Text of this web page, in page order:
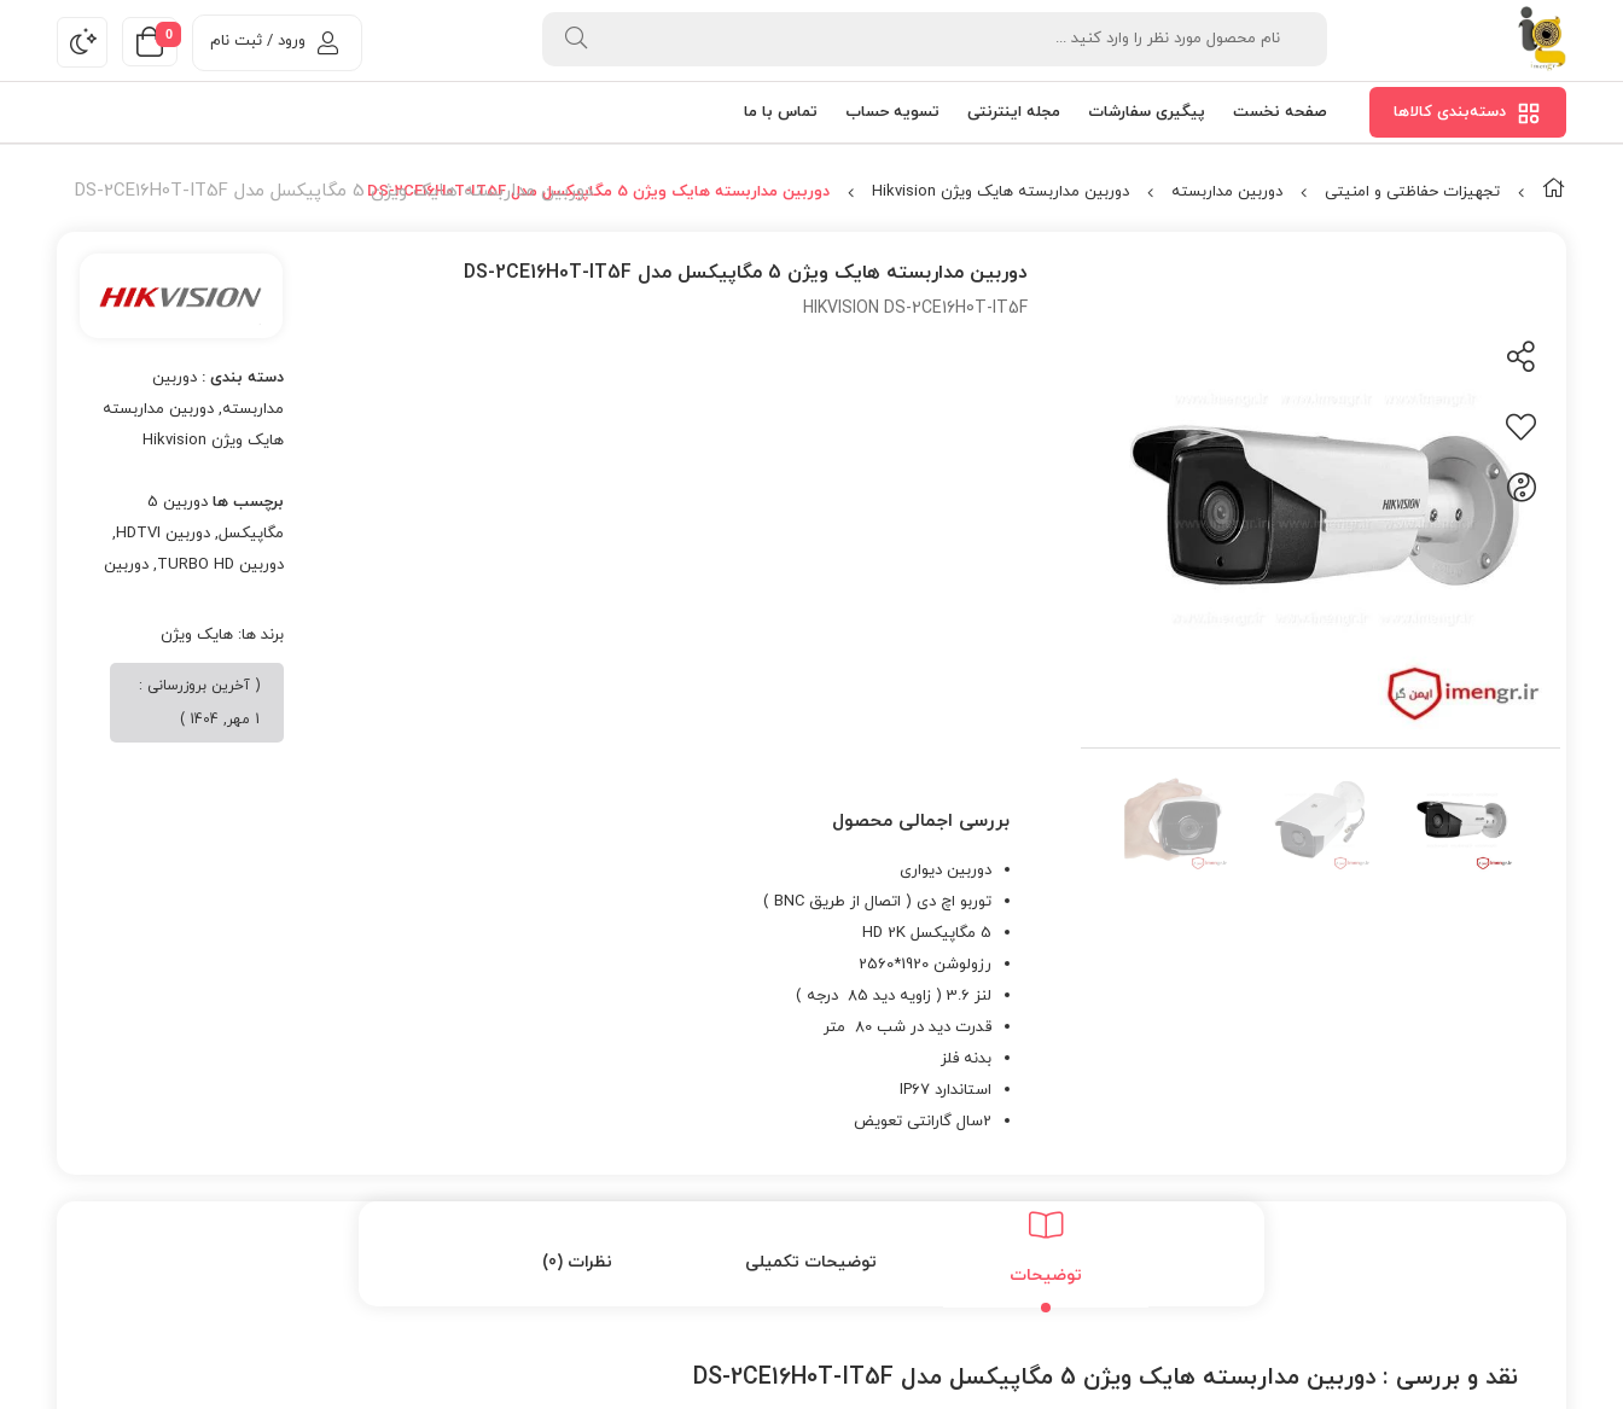
0 ورود / ثبت نام
دسته‌بندی کالاها صفحه نخست پیگیری سفارشات مجله اینترنتی تسویه حساب تماس با ما
دوربین مداربسته هایک ویژن 5 مگاپیکسل مدل DS-2CE16H0T-IT5F تجهیزات حفاظتی و امنیتی دوربین مداربسته دوربین مداربسته هایک ویژن Hikvision دوربین مداربسته هایک ویژن 5 مگاپیکسل مدل DS-2CE16H0T-IT5F
دوربین مداربسته هایک ویژن 5 مگاپیکسل مدل DS-2CE16H0T-IT5F
HIKVISION DS-2CE16H0T-IT5F
دسته بندی :دوربین
مداربسته,دوربین مداربسته
هایک ویژن Hikvision
برچسب ها
دوربین 5
مگاپیکسل,دوربین HDTVI
,
دوربین TURBO HD
,دوربین
برند ها:هایک ویژن
( آخرین بروزرسانی :
1 مهر, 1404 )
بررسی اجمالی محصول
دوربین دیواری
توربو اچ دی ( اتصال از طریق BNC )
5 مگاپیکسل HD 2K
رزولوشن 1920*2560
لنز 3.6 ( زاویه دید 85 درجه )
قدرت دید در شب 80 متر
بدنه فلز
استاندارد IP67
2سال گارانتی تعویض
توضیحات
توضیحات تکمیلی نظرات (0)
نقد و بررسی : دوربین مداربسته هایک ویژن 5 مگاپیکسل مدل DS-2CE16H0T-IT5F